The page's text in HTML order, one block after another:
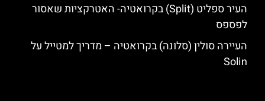
העיר ספליט (Split) בקרואטיה- האטרקציות שאסור
לפספס
העיירה סולין (סלונה) בקרואטיה – מדריך למטייל על
Solin